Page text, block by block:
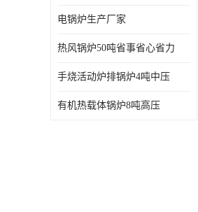
电锅炉生产厂家
热风锅炉50吨省事省心省力
手烧活动炉排锅炉4吨中压
有机热载体锅炉8吨高压